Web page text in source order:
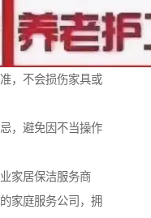
，不会损伤家具或
，避免因不当操作
家居保洁服务商
家庭服务公司，拥